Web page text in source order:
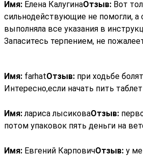
Имя: Елена КалугинаОтзыв: Вот
сильнодействующие не помогли, а
выполняла все указания в
Запаситесь терпением, не
Имя: farhatОтзыв: при ходьбе
Интересно,если начать пить
Имя:лариса лысиковаОтзыв:
потом упаковок пять деньги на
Имя: Евгений КарповичОтзыв: у